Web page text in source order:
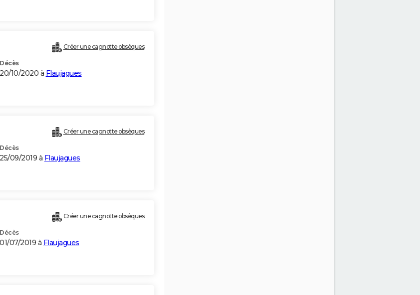
Créer une cagnotte obsèques
Décès
20/10/2020 à Flaujagues
Créer une cagnotte obsèques
Décès
25/09/2019 à Flaujagues
Créer une cagnotte obsèques
Décès
01/07/2019 à Flaujagues